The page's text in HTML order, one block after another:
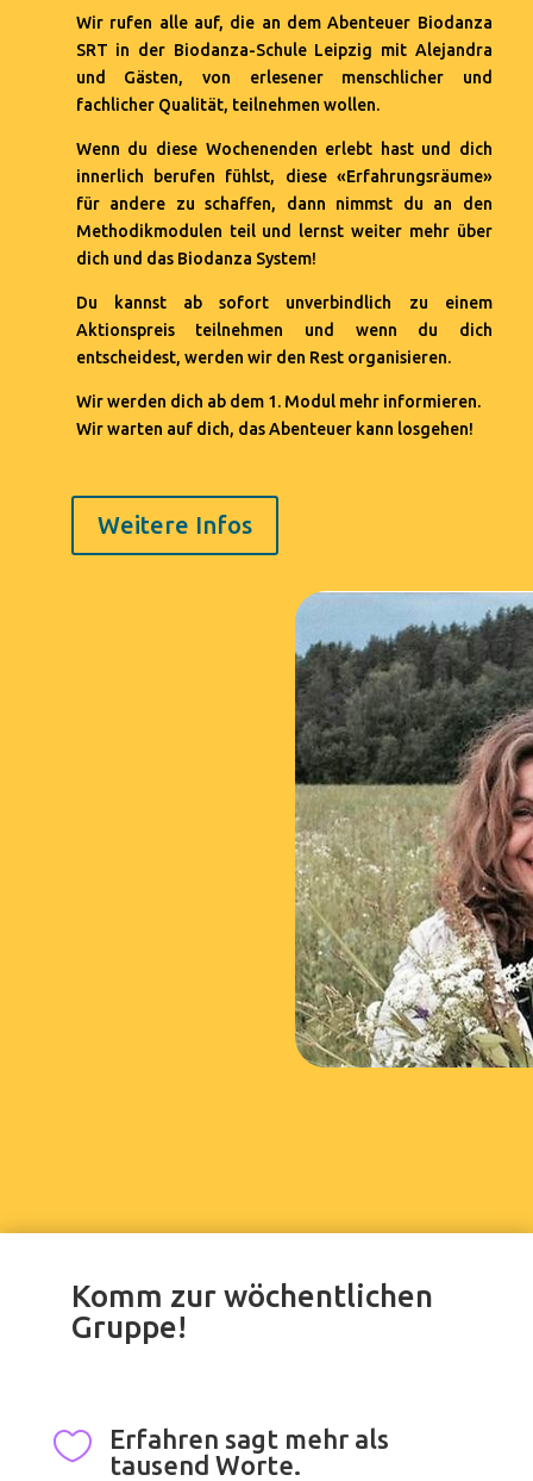
Wir rufen alle auf, die an dem Abenteuer Biodanza
SRT in der Biodanza-Schule Leipzig mit Alejandra
und Gästen, von erlesener menschlicher und
fachlicher Qualität, teilnehmen wollen.
Wenn du diese Wochenenden erlebt hast und dich
innerlich berufen fühlst, diese «Erfahrungsräume»
für andere zu schaffen, dann nimmst du an den
Methodikmodulen teil und lernst weiter mehr über
dich und das Biodanza System!
Du kannst ab sofort unverbindlich zu einem
Aktionspreis teilnehmen und wenn du dich
entscheidest, werden wir den Rest organisieren.
Wir werden dich ab dem 1. Modul mehr informieren.
Wir warten auf dich, das Abenteuer kann losgehen!
Weitere Infos
Komm zur wöchentlichen
Gruppe!

Erfahren sagt mehr als
tausend Worte.